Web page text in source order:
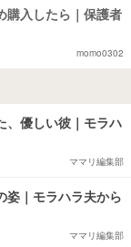
購入したら｜保護者
momo0302
、優しい彼｜モラハ
ママリ編集部
姿｜モラハラ夫から
ママリ編集部